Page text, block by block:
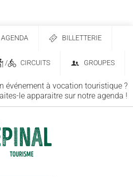
AGENDA BILLETTERIE
/ CIRCUITS GROUPES
événement à vocation touristique ?
le apparaitre sur notre agenda !